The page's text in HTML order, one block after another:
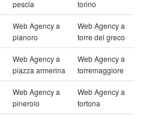
pescia
torino
Web Agency a
pianoro
Web Agency a
torre del greco
Web Agency a
piazza armerina
Web Agency a
torremaggiore
Web Agency a
pinerolo
Web Agency a
tortona